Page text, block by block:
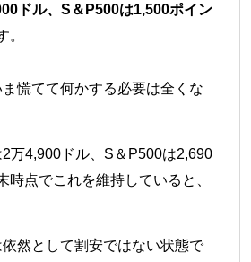
ドル、S＆P500は1,500ポイン
。
慌てて何かする必要は全くな
万4,900ドル、S＆P500は2,690
点でこれを維持していると、
然として割安ではない状態で